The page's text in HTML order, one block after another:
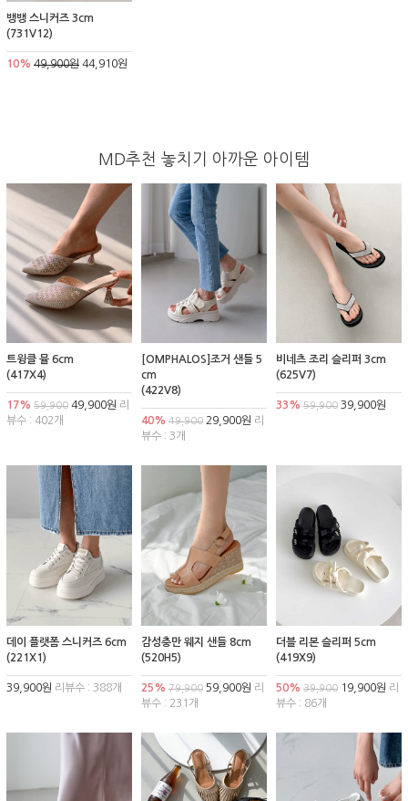
뱅뱅 스니커즈 3cm
(731V12)
10% 49,900원 44,910원
MD추천 놓치기 아까운 아이템
트윙클 뮬 6cm
(417X4)
17% 59,900 49,900원 리
뷰수 : 402개
[OMPHALOS]조거 샌들 5
cm
(422V8)
40% 49,90029,900원 리
뷰수 : 3개
비네츠 조리 슬리퍼 3cm
(625V7)
33% 59,90039,900원
데이 플랫폼 스니커즈 6cm
(221X1)
39,900원 리뷰수 : 388개
감성충만 웨지 샌들 8cm
(520H5)
25% 79,90059,900원 리
뷰수 : 231개
더블 리본 슬리퍼 5cm
(419X9)
50% 39,90019,900원 리
뷰수 : 86개